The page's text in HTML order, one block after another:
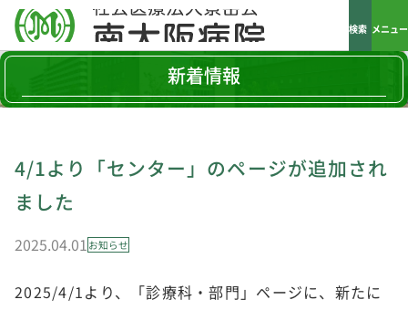
検索 メニュー
新着情報
4/1より「センター」のページが追加され
ました
2025.04.01 お知らせ
2025/4/1より、「診療科・部門」ページに、新たに